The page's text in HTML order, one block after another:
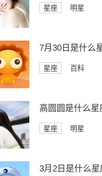
星座 明星
7月30日是什么
星座 百科
高圆圆是什么星
星座 明星
3月2日是什么星